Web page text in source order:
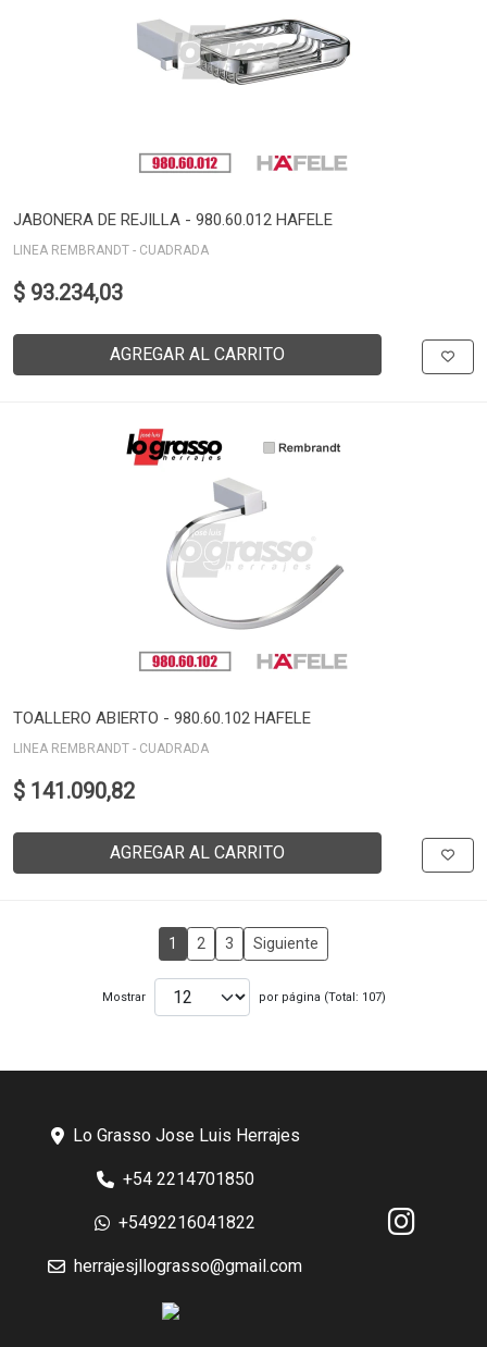
JABONERA DE REJILLA - 980.60.012 HAFELE
LINEA REMBRANDT - CUADRADA
$ 93.234,03
AGREGAR AL CARRITO
TOALLERO ABIERTO - 980.60.102 HAFELE
LINEA REMBRANDT - CUADRADA
$ 141.090,82
AGREGAR AL CARRITO
1 2 3 Siguiente
Mostrar por página (Total: 107)
Lo Grasso Jose Luis Herrajes
+54 2214701850
+5492216041822
herrajesjllograsso@gmail.com